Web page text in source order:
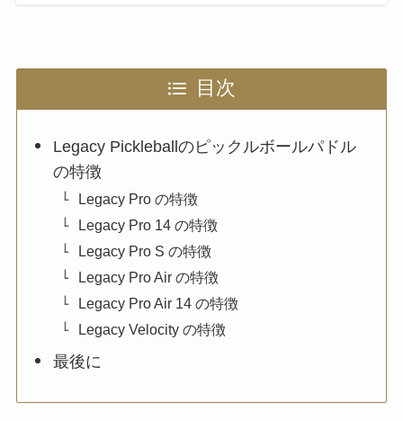
目次
Legacy Pickleballのピックルボールパドル
の特徴
Legacy Pro の特徴
Legacy Pro 14 の特徴
Legacy Pro S の特徴
Legacy Pro Air の特徴
Legacy Pro Air 14 の特徴
Legacy Velocity の特徴
最後に